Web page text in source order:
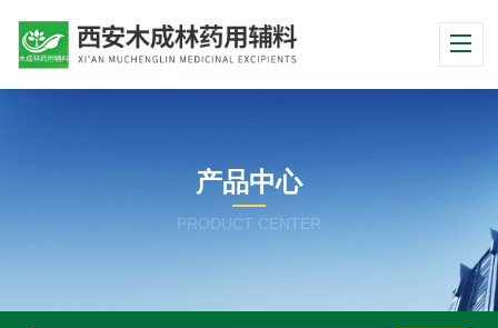
产品中心
PRODUCT CENTER